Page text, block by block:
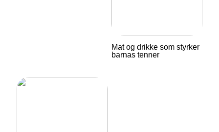
Mat og drikke som styrker
barnas tenner